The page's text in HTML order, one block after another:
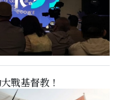
戰基督教！